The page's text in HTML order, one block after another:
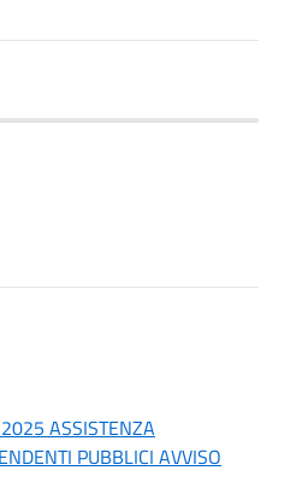
ASSISTENZA
PUBBLICI AVVISO